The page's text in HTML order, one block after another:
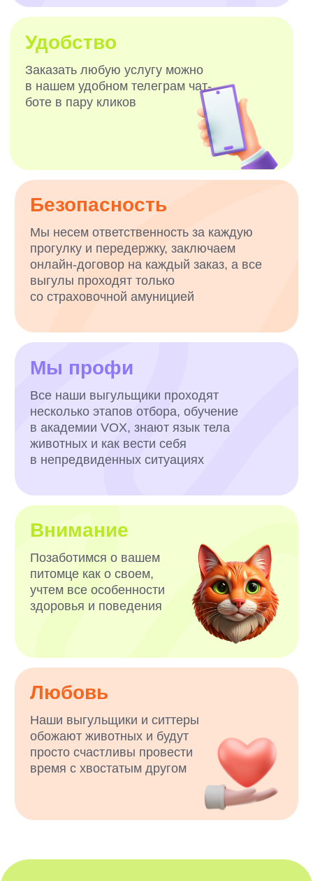
И СИТТЕРЫ
ПРОХОДЯТ:
Несколько этапов отбора
Обучение в нашей академии VOX
квалификации
У каждого выгульщика есть
страховочная амуниция, которую
и производим, чтобы исключить
риск сбегания собаки
ЗАБОТЛИВЫХ
ВЫГУЛЬЩИКОВ
И СИТТЕРОВ